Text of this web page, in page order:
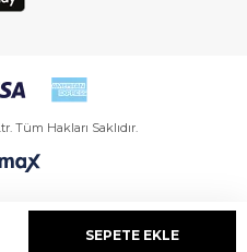
Tüm Hakları Saklıdır.